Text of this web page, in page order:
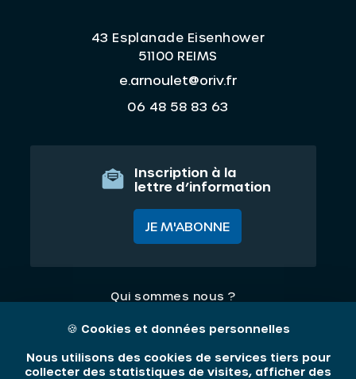
43 Esplanade Eisenhower
51100 REIMS
e.arnoulet@oriv.fr
06 48 58 83 63
Inscription à la
lettre d’information
JE M'ABONNE
Qui sommes nous ?
Nos thématiques
🍪 Cookies et données personnelles
Nous utilisons des cookies de services tiers pour
collecter des statistiques de visites, afficher des